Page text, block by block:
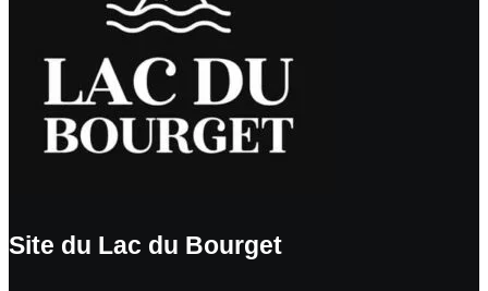
Site du Lac du Bourget